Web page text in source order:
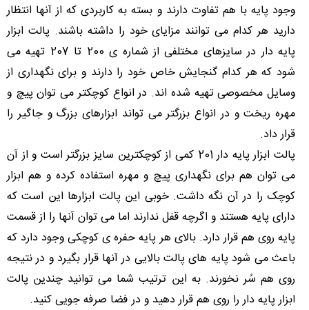
وجود پایه با هم تفاوت دارند و بسته به کاربردی که از آنها انتظار
دارید هر کدام می توانند مزایای خود را داشته باشند. پالت ابزار
پایه دار در سایزهای مختلفی از شماره ی 200 تا 207 تهیه می
شود که هر کدام گنجایش خاص خود را دارند و برای نگهداری از
وسایل مخصوصی تهیه شده اند. در انواع کوچکتر می توان پیچ و
مهره ریخت و در انواع بزرگتر می تواند ابزارهای بزرگ و جاگیر را
قرار داد.
پالت ابزار پایه دار 201 کمی از کوچکترین سایز بزرگتر است و از آن
می توان هم برای نگهداری پیچ و مهره استفاده کرده و هم ابزار
کوچک را در آن نگه داشت. خوبی این پالت ابزارها این است که
دارای پایه هستند و اگرچه قفل ندارند اما می توان آنها را از قسمت
پایه روی هم قرار دارد. بالای هر پایه حفره ی کوچکی وجود دارد که
باعث می شود پایه های پالت بالایی در آنها قرار بگیرد و در نتیجه
روی هم سُر نخورند. به این ترتیب شما می توانید چندین پالت
ابزار پایه دار را روی هم قرار دهید و در فضا صرفه جویی کنید.